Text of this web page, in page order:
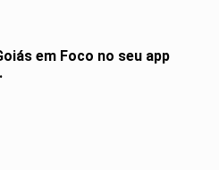
em Foco no seu app